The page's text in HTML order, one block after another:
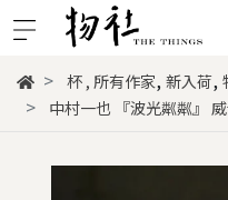
杯, 所有作家, 新入荷,
中村一也 『波光粼粼』